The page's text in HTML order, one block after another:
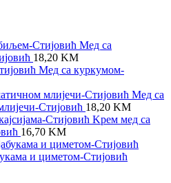
Мед са
18,20 KM
Meд са куркумом-
Мед са
Стијовић 18,20 KM
Kрем мед са
16,70 KM
и циметом-Стијовић